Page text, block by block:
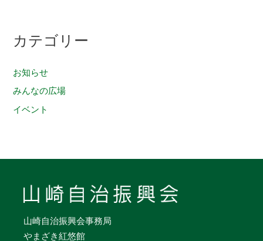
カテゴリー
お知らせ
みんなの広場
イベント
山崎自治振興会事務局
やまざき紅悠館